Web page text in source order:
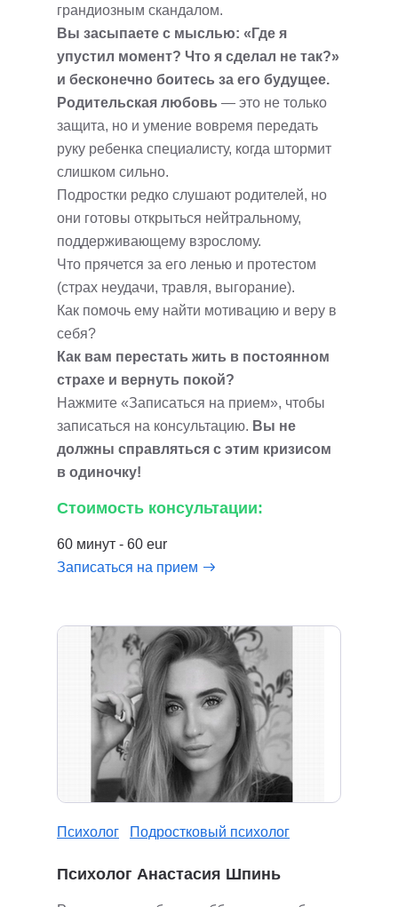
грандиозным скандалом.
Вы засыпаете с мыслью: «Где я
упустил момент? Что я сделал не так?»
и бесконечно боитесь за его будущее.
Родительская любовь — это не только
защита, но и умение вовремя передать
руку ребенка специалисту, когда штормит
слишком сильно.
Подростки редко слушают родителей, но
они готовы открыться нейтральному,
поддерживающему взрослому.
Что прячется за его ленью и протестом
(страх неудачи, травля, выгорание).
Как помочь ему найти мотивацию и веру в
себя?
Как вам перестать жить в постоянном
страхе и вернуть покой?
Нажмите «Записаться на прием», чтобы
записаться на консультацию. Вы не
должны справляться с этим кризисом
в одиночку!
Стоимость консультации:
60 минут - 60 eur
Записаться на прием
Психолог Подростковый психолог
Психолог Анастасия Шпинь